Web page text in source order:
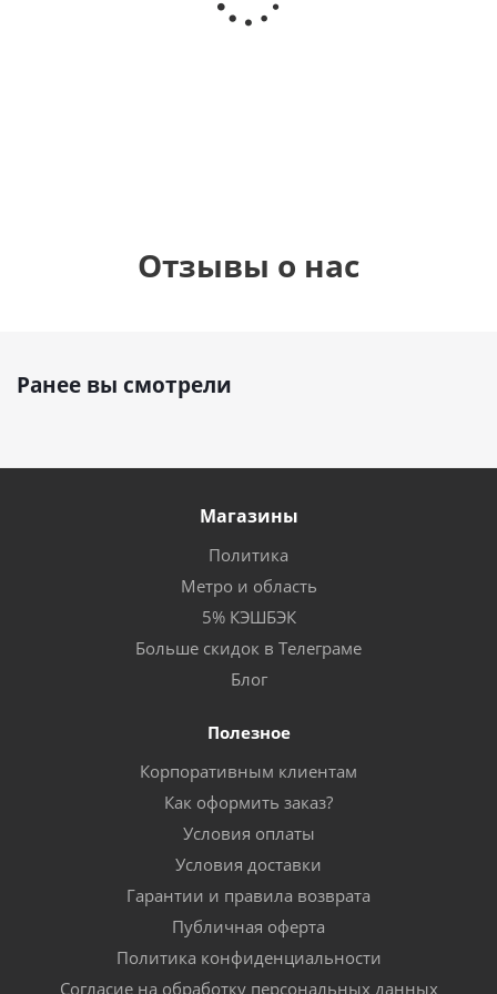
Сердце розовое
Отзывы о нас
Ранее вы смотрели
Магазины
Политика
Метро и область
5% КЭШБЭК
Больше скидок в Телеграме
Блог
Полезное
Корпоративным клиентам
Как оформить заказ?
Условия оплаты
Условия доставки
Гарантии и правила возврата
Публичная оферта
Политика конфиденциальности
Согласие на обработку персональных данных